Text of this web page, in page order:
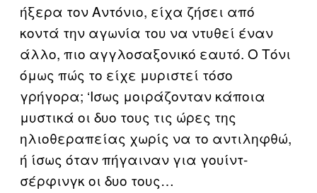
ήξερα τον Αντόνιο, είχα ζήσει από
κοντά την αγωνία του να ντυθεί έναν
άλλο, πιο αγγλοσαξονικό εαυτό. Ο Τόνι
όμως πώς το είχε μυριστεί τόσο
γρήγορα; ‘Ισως μοιράζονταν κάποια
μυστικά οι δυο τους τις ώρες της
ηλιοθεραπείας χωρίς να το αντιληφθώ,
ή ίσως όταν πήγαιναν για γουίντ-
σέρφινγκ οι δυο τους…